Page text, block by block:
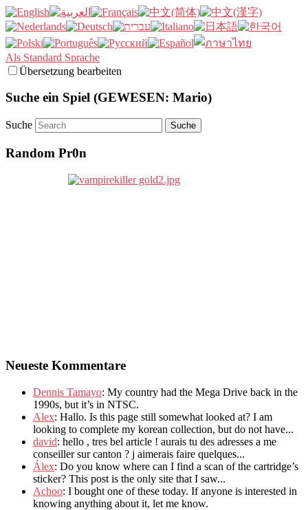
Als Standard Sprache
Übersetzung bearbeiten
Suche ein Spiel (GEWESEN: Mario)
Suche
Random Pr0n
Neueste Kommentare
Dennis Tamayo: My country had the Mega Drive back in the
1990s, but it’s in NTSC.
Alex: Hallo. Is this page still somewhat looked at? I am
looking to complete my korean collection, but do not have...
david: hello , tres bel article ! aurais tu des adresses a me
conseiller sur canton ? j aimerais faire quelques...
Álex: Do you know where can I find a scan of the cartridge’s
sticker? This post is the only site that I saw...
Achoo: I bought one of these today. If anyone is interested in
knowing anything about it, let me know.